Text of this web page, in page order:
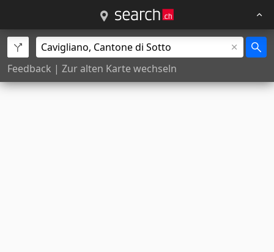
Feedback | Zur alten Karte wechseln